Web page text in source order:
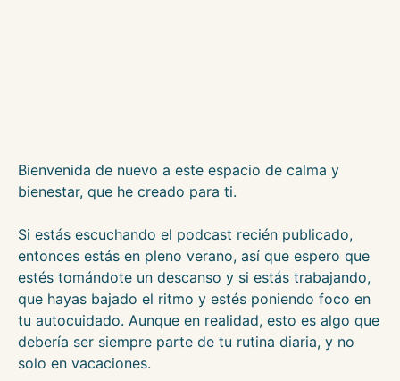
Bienvenida de nuevo a este espacio de calma y
bienestar, que he creado para ti.
Si estás escuchando el podcast recién publicado,
entonces estás en pleno verano, así que espero que
estés tomándote un descanso y si estás trabajando,
que hayas bajado el ritmo y estés poniendo foco en
tu autocuidado. Aunque en realidad, esto es algo que
debería ser siempre parte de tu rutina diaria, y no
solo en vacaciones.